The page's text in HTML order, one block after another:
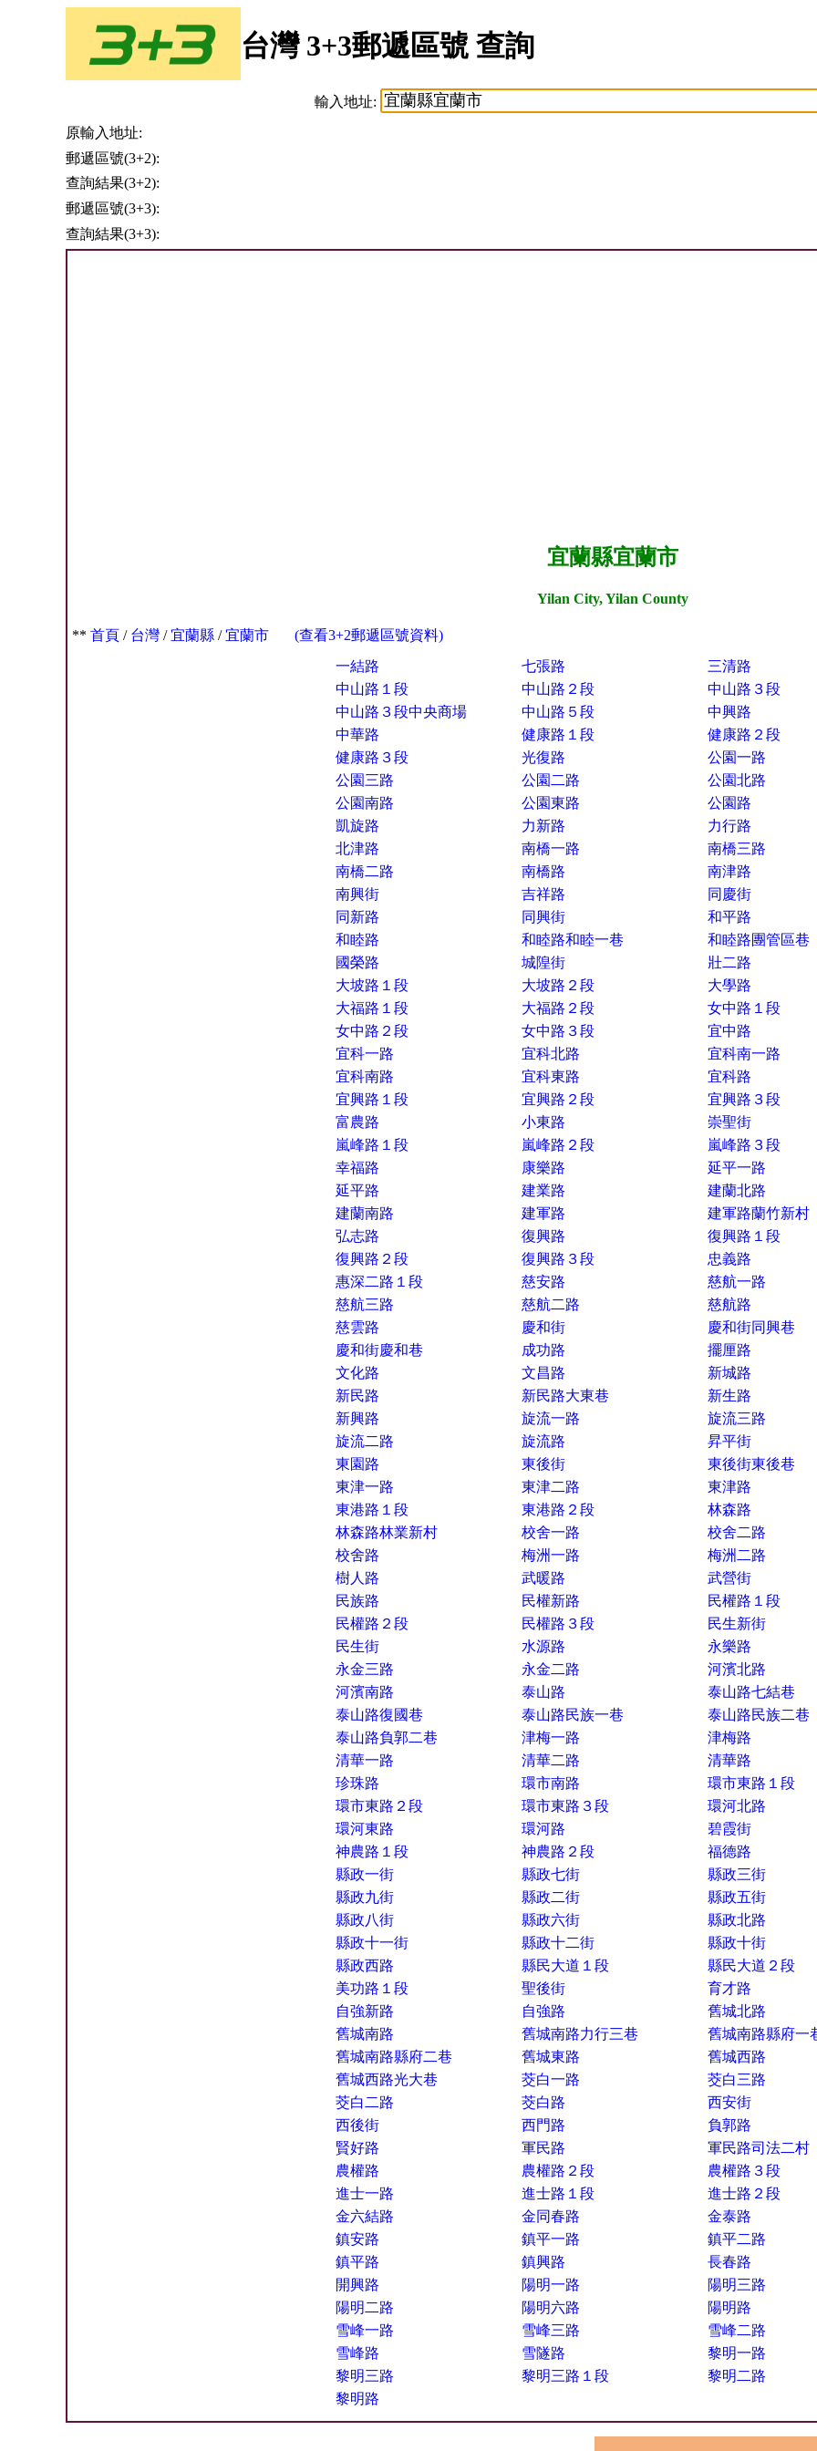
台灣 3+3郵遞區號 查詢
輸入地址:
原輸入地址:
郵遞區號(3+2):
查詢結果(3+2):
郵遞區號(3+3):
查詢結果(3+3):
宜蘭縣宜蘭市
Yilan City, Yilan County
** 首頁 / 台灣 /宜蘭縣 /宜蘭市
(查看3+2郵遞區號資料)
一結路
七張路
三清路
中山路１段
中山路２段
中山路３段
中山路３段中央商場
中山路５段
中興路
中華路
健康路１段
健康路２段
健康路３段
光復路
公園一路
公園三路
公園二路
公園北路
公園南路
公園東路
公園路
凱旋路
力新路
力行路
北津路
南橋一路
南橋三路
南橋二路
南橋路
南津路
南興街
吉祥路
同慶街
同新路
同興街
和平路
和睦路
和睦路和睦一巷
和睦路團管區巷
國榮路
城隍街
壯二路
大坡路１段
大坡路２段
大學路
大福路１段
大福路２段
女中路１段
女中路２段
女中路３段
宜中路
宜科一路
宜科北路
宜科南一路
宜科南路
宜科東路
宜科路
宜興路１段
宜興路２段
宜興路３段
富農路
小東路
崇聖街
嵐峰路１段
嵐峰路２段
嵐峰路３段
幸福路
康樂路
延平一路
延平路
建業路
建蘭北路
建蘭南路
建軍路
建軍路蘭竹新村
弘志路
復興路
復興路１段
復興路２段
復興路３段
忠義路
惠深二路１段
慈安路
慈航一路
慈航三路
慈航二路
慈航路
慈雲路
慶和街
慶和街同興巷
慶和街慶和巷
成功路
擺厘路
文化路
文昌路
新城路
新民路
新民路大東巷
新生路
新興路
旋流一路
旋流三路
旋流二路
旋流路
昇平街
東園路
東後街
東後街東後巷
東津一路
東津二路
東津路
東港路１段
東港路２段
林森路
林森路林業新村
校舍一路
校舍二路
校舍路
梅洲一路
梅洲二路
樹人路
武暖路
武營街
民族路
民權新路
民權路１段
民權路２段
民權路３段
民生新街
民生街
水源路
永樂路
永金三路
永金二路
河濱北路
河濱南路
泰山路
泰山路七結巷
泰山路復國巷
泰山路民族一巷
泰山路民族二巷
泰山路負郭二巷
津梅一路
津梅路
清華一路
清華二路
清華路
珍珠路
環市南路
環市東路１段
環市東路２段
環市東路３段
環河北路
環河東路
環河路
碧霞街
神農路１段
神農路２段
福德路
縣政一街
縣政七街
縣政三街
縣政九街
縣政二街
縣政五街
縣政八街
縣政六街
縣政北路
縣政十一街
縣政十二街
縣政十街
縣政西路
縣民大道１段
縣民大道２段
美功路１段
聖後街
育才路
自強新路
自強路
舊城北路
舊城南路
舊城南路力行三巷
舊城南路縣府一
舊城南路縣府二巷
舊城東路
舊城西路
舊城西路光大巷
茭白一路
茭白三路
茭白二路
茭白路
西安街
西後街
西門路
負郭路
賢好路
軍民路
軍民路司法二村
農權路
農權路２段
農權路３段
進士一路
進士路１段
進士路２段
金六結路
金同春路
金泰路
鎮安路
鎮平一路
鎮平二路
鎮平路
鎮興路
長春路
開興路
陽明一路
陽明三路
陽明二路
陽明六路
陽明路
雪峰一路
雪峰三路
雪峰二路
雪峰路
雪隧路
黎明一路
黎明三路
黎明三路１段
黎明二路
黎明路